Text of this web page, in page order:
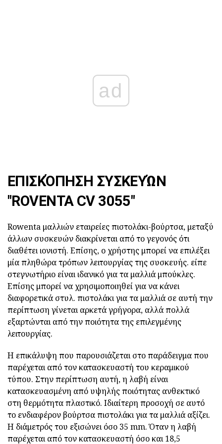
ad
ΕΠΙΣΚΌΠΗΣΗ ΣΥΣΚΕΥΏΝ
"ROVENTA CV 3055"
Rowenta μαλλιών εταιρείες πιστολάκι-βούρτσα, μεταξύ
άλλων συσκευών διακρίνεται από το γεγονός ότι
διαθέτει ιονιστή. Επίσης, ο χρήστης μπορεί να επιλέξει
μία πληθώρα τρόπων λειτουργίας της συσκευής. είπε
στεγνωτήριο είναι ιδανικό για τα μαλλιά μπούκλες.
Επίσης μπορεί να χρησιμοποιηθεί για να κάνει
διαφορετικά στυλ. πιστολάκι για τα μαλλιά σε αυτή την
περίπτωση γίνεται αρκετά γρήγορα, αλλά πολλά
εξαρτώνται από την ποιότητα της επιλεγμένης
λειτουργίας.
Η επικάλυψη που παρουσιάζεται στο παράδειγμα που
παρέχεται από τον κατασκευαστή του κεραμικού
τύπου. Στην περίπτωση αυτή, η λαβή είναι
κατασκευασμένη από υψηλής ποιότητας ανθεκτικό
στη θερμότητα πλαστικό. Ιδιαίτερη προσοχή σε αυτό
το ενδιαφέρον βούρτσα πιστολάκι για τα μαλλιά αξίζει.
Η διάμετρός του εξισώνει όσο 35 mm. Όταν η λαβή
παρέχεται από τον κατασκευαστή όσο και 18,5